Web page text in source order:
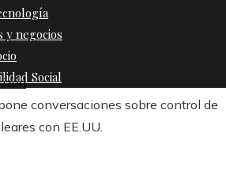
y negocios
Social
conversaciones sobre control de
con EE.UU.